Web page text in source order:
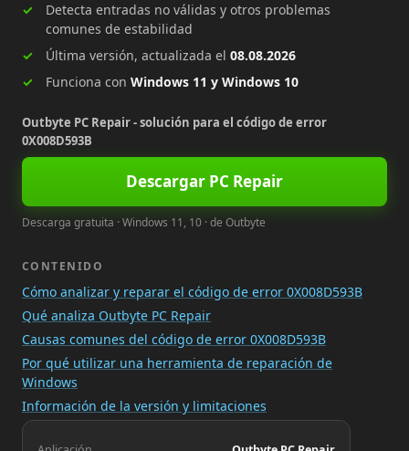
Detecta entradas no válidas y otros problemas
comunes de estabilidad
Última versión, actualizada el 08.08.2026
Funciona con Windows 11 y Windows 10
Outbyte PC Repair - solución para el código de error
0X008D593B
Descargar PC Repair
Descarga gratuita · Windows 11, 10 · de Outbyte
CONTENIDO
Cómo analizar y reparar el código de error 0X008D593B
Qué analiza Outbyte PC Repair
Causas comunes del código de error 0X008D593B
Por qué utilizar una herramienta de reparación de
Windows
Información de la versión y limitaciones